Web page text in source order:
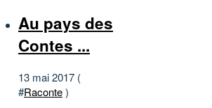
Au pays des
Contes ...
13 mai 2017 (
#Raconte)